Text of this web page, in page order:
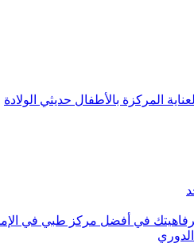
المركزة بالأطفال حديثي الولادة
في أفضل مركز طبي في